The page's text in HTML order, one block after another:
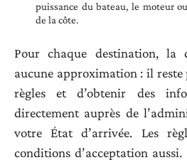
puissance du bateau, le moteur
de la côte.
Pour chaque destination, la
aucune approximation : il
règles et d’obtenir des
directement auprès de
votre État d’arrivée. Les
conditions d’acceptation